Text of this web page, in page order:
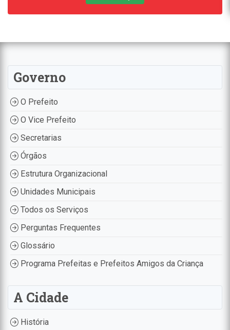
Governo
O Prefeito
O Vice Prefeito
Secretarias
Órgãos
Estrutura Organizacional
Unidades Municipais
Todos os Serviços
Perguntas Frequentes
Glossário
Programa Prefeitas e Prefeitos Amigos da Criança
A Cidade
História